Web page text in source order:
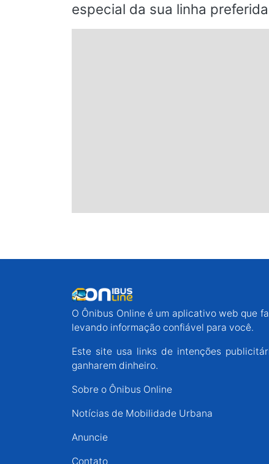
especial da sua linha
O Ônibus Online é um aplicativo web que
levando informação confiável para você.
Este site usa links de intenções
ganharem dinheiro.
Sobre o Ônibus Online
Notícias de Mobilidade Urbana
Anuncie
Contato